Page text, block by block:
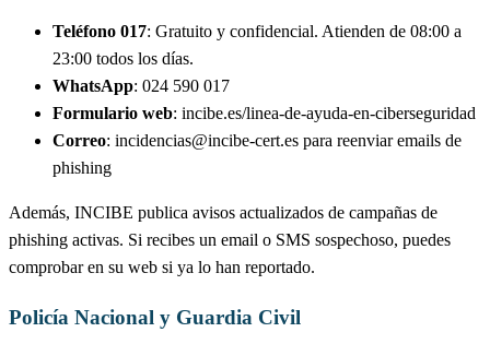
Teléfono 017: Gratuito y confidencial. Atienden de 08:00 a
23:00 todos los días.
WhatsApp: 024 590 017
Formulario web: incibe.es/linea-de-ayuda-en-ciberseguridad
Correo: incidencias@incibe-cert.es para reenviar emails de
phishing
Además, INCIBE publica avisos actualizados de campañas de
phishing activas. Si recibes un email o SMS sospechoso, puedes
comprobar en su web si ya lo han reportado.
Policía Nacional y Guardia Civil